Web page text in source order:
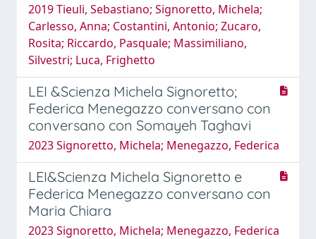
2019 Tieuli, Sebastiano; Signoretto, Michela;
Carlesso, Anna; Costantini, Antonio; Zucaro,
Rosita; Riccardo, Pasquale; Massimiliano,
Silvestri; Luca, Frighetto
LEI &Scienza Michela Signoretto;
Federica Menegazzo conversano con
conversano con Somayeh Taghavi
2023 Signoretto, Michela; Menegazzo, Federica
LEI&Scienza Michela Signoretto e
Federica Menegazzo conversano con
Maria Chiara
2023 Signoretto, Michela; Menegazzo, Federica